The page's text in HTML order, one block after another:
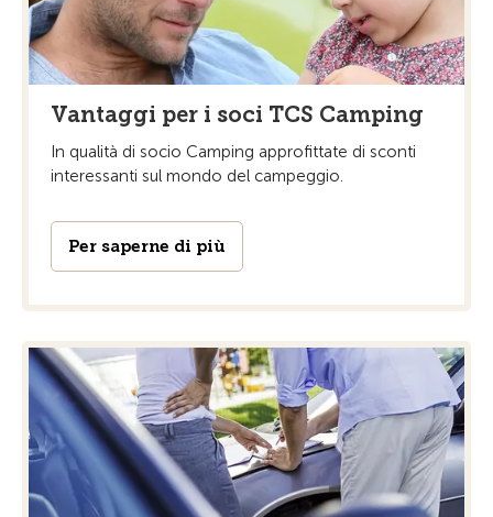
Vantaggi per i soci TCS Camping
In qualità di socio Camping approfittate di sconti
interessanti sul mondo del campeggio.
Per saperne di più